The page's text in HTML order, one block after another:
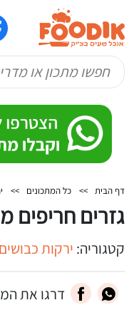
דף הבית >> כל המתכונים >>
גזרים חריפים
קטגוריה: ירקות כבושים
דרגו את